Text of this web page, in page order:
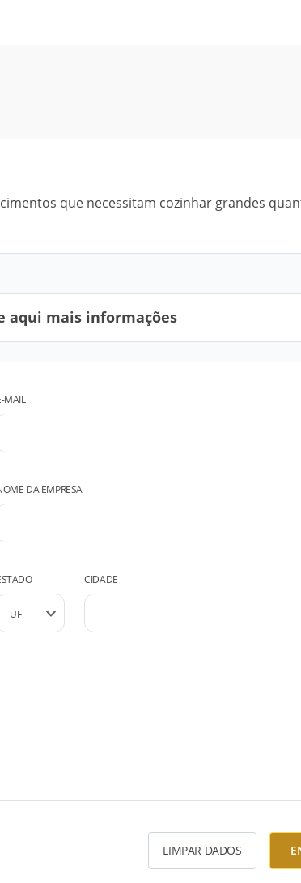
que necessitam cozinhar grandes
aqui mais informações
MAIL
DA EMPRESA
CIDADE
LIMPAR DADOS